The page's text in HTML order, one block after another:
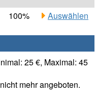
100%
Auswählen
25 €, Maximal: 45
mehr angeboten.